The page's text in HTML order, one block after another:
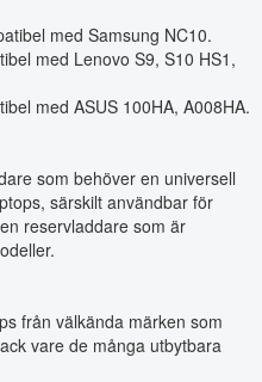
med Samsung NC10.
med Lenovo S9, S10 HS1,
med ASUS 100HA, A008HA.
som behöver en universell
särskilt användbar för
reservladdare som är
från välkända märken som
vare de många utbytbara